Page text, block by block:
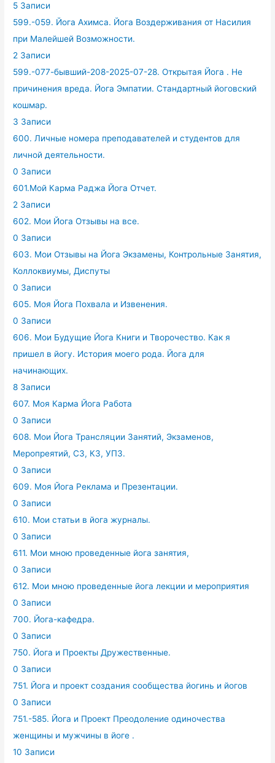
5 Записи
599.-059. Йога Ахимса. Йога Воздерживания от Насилия
при Малейшей Возможности.
2 Записи
599.-077-бывший-208-2025-07-28. Открытая Йога . Не
причинения вреда. Йога Эмпатии. Стандартный йоговский
кошмар.
3 Записи
600. Личные номера преподавателей и студентов для
личной деятельности.
0 Записи
601.Мой Карма Раджа Йога Отчет.
2 Записи
602. Мои Йога Отзывы на все.
0 Записи
603. Мои Отзывы на Йога Экзамены, Контрольные Занятия,
Коллоквиумы, Диспуты
0 Записи
605. Моя Йога Похвала и Извенения.
0 Записи
606. Мои Будущие Йога Книги и Творочество. Как я
пришел в йогу. История моего рода. Йога для
начинающих.
8 Записи
607. Моя Карма Йога Работа
0 Записи
608. Мои Йога Трансляции Занятий, Экзаменов,
Меропреятий, СЗ, КЗ, УПЗ.
0 Записи
609. Моя Йога Реклама и Презентации.
0 Записи
610. Мои статьи в йога журналы.
0 Записи
611. Мои мною проведенные йога занятия,
0 Записи
612. Мои мною проведенные йога лекции и мероприятия
0 Записи
700. Йога-кафедра.
0 Записи
750. Йога и Проекты Дружественные.
0 Записи
751. Йога и проект создания сообщества йогинь и йогов
0 Записи
751.-585. Йога и Проект Преодоление одиночества
женщины и мужчины в йоге .
10 Записи